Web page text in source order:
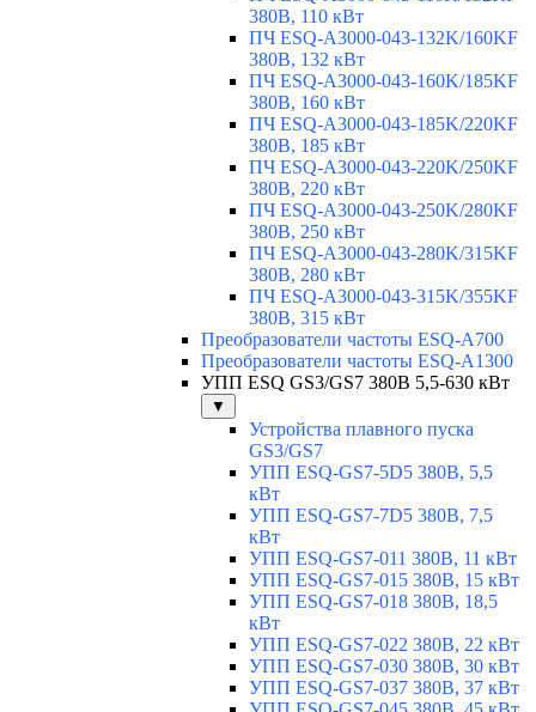
380В, 110 кВт
ПЧ ESQ-A3000-043-132K/160KF
380В, 132 кВт
ПЧ ESQ-A3000-043-160K/185KF
380В, 160 кВт
ПЧ ESQ-A3000-043-185K/220KF
380В, 185 кВт
ПЧ ESQ-A3000-043-220K/250KF
380В, 220 кВт
ПЧ ESQ-A3000-043-250K/280KF
380В, 250 кВт
ПЧ ESQ-A3000-043-280K/315KF
380В, 280 кВт
ПЧ ESQ-A3000-043-315K/355KF
380В, 315 кВт
Преобразователи частоты ESQ-A700
Преобразователи частоты ESQ-A1300
УПП ESQ GS3/GS7 380В 5,5-630 кВт
▼
Устройства плавного пуска
GS3/GS7
УПП ESQ-GS7-5D5 380В, 5,5
кВт
УПП ESQ-GS7-7D5 380В, 7,5
кВт
УПП ESQ-GS7-011 380В, 11 кВт
УПП ESQ-GS7-015 380В, 15 кВт
УПП ESQ-GS7-018 380В, 18,5
кВт
УПП ESQ-GS7-022 380В, 22 кВт
УПП ESQ-GS7-030 380В, 30 кВт
УПП ESQ-GS7-037 380В, 37 кВт